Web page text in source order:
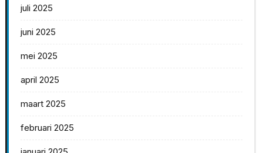
juli 2025
juni 2025
mei 2025
april 2025
maart 2025
februari 2025